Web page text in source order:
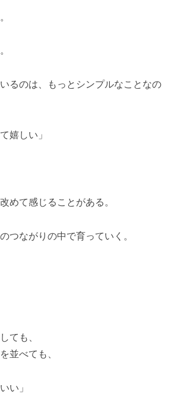
るのは、もっとシンプルなことなの
嬉しい」
めて感じることがある。
つながりの中で育っていく。
ても、
並べても、
い」